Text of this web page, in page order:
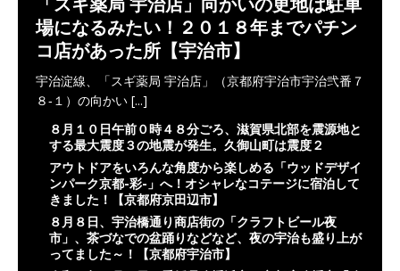
場になるみたい！２０１８年までパチン
コ店があった所【宇治市】
宇治淀線、「スギ薬局 宇治店」（京都府宇治市宇治弐番７
８‐１）の向かい [...]
８月１０日午前０時４８分ごろ、滋賀県北部を震源地と
する最大震度３の地震が発生。久御山町は震度２
アウトドアをいろんな角度から楽しめる「ウッドデザイ
ンパーク京都-彩-」へ！オシャレなコテージに宿泊して
きました！【京都府京田辺市】
８月８日、宇治橋通り商店街の「クラフトビール夜
市」、茶づなでの盆踊りなどなど、夜の宇治も盛り上が
ってました～！【京都府宇治市】